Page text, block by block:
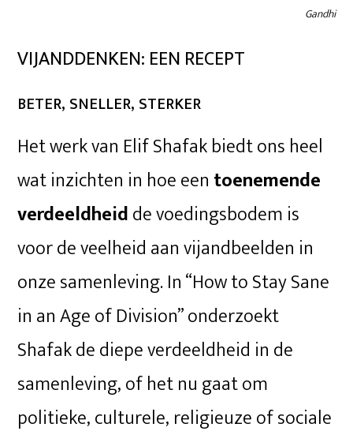
Gandhi
VIJANDDENKEN: EEN RECEPT
BETER, SNELLER, STERKER
Het werk van Elif Shafak biedt ons heel
wat inzichten in hoe een toenemende
verdeeldheidde voedingsbodem is
voor de veelheid aan vijandbeelden in
onze samenleving. In “How to Stay Sane
in an Age of Division” onderzoekt
Shafak de diepe verdeeldheid in de
samenleving, of het nu gaat om
politieke, culturele, religieuze of sociale